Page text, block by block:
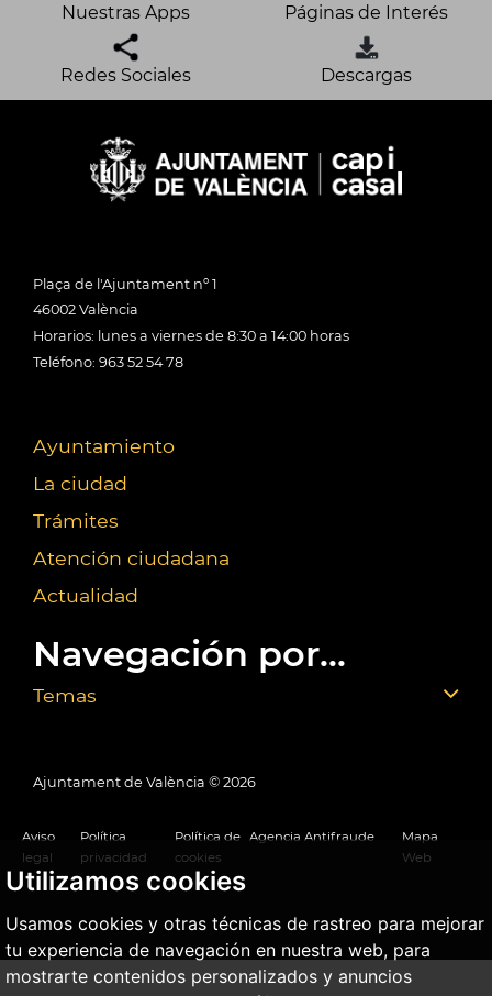
Utilizamos cookies
Usamos cookies y otras técnicas de rastreo para mejorar
tu experiencia de navegación en nuestra web, para
mostrarte contenidos personalizados y anuncios
Nuestras Apps Páginas de Interés
Redes Sociales Descargas
Plaça de l'Ajuntament nº 1
46002 València
Horarios: lunes a viernes de 8:30 a 14:00 horas
Teléfono: 963 52 54 78
Ayuntamiento
La ciudad
Trámites
Atención ciudadana
Actualidad
Navegación por...
Temas
Ajuntament de València © 2026
Aviso
legal
Política
privacidad
Política de
cookies
Agencia Antifraude
Mapa
Web